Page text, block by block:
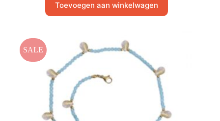
Toevoegen aan winkelwagen
SALE